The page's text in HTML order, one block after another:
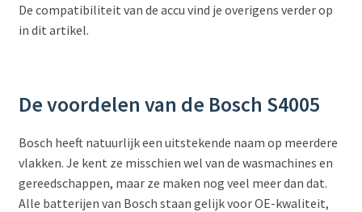
De compatibiliteit van de accu vind je overigens verder op
in dit artikel.
De voordelen van de Bosch S4005
Bosch heeft natuurlijk een uitstekende naam op meerdere
vlakken. Je kent ze misschien wel van de wasmachines en
gereedschappen, maar ze maken nog veel meer dan dat.
Alle batterijen van Bosch staan gelijk voor OE-kwaliteit,